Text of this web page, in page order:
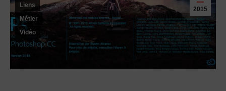
2015
Liens
Métier
Vidéo